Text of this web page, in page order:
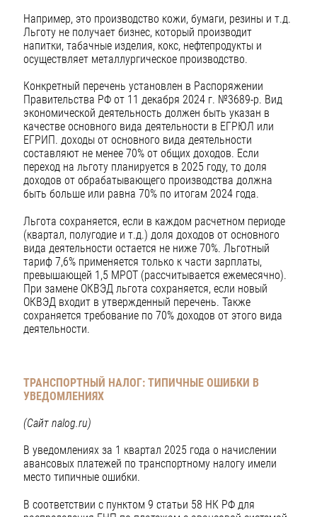
Например, это производство кожи, бумаги, резины и т.д.
Льготу не получает бизнес, который производит
напитки, табачные изделия, кокс, нефтепродукты и
осуществляет металлургическое производство.
Конкретный перечень установлен в Распоряжении
Правительства РФ от 11 декабря 2024 г. №3689-р. Вид
экономической деятельность должен быть указан в
качестве основного вида деятельности в ЕГРЮЛ или
ЕГРИП. доходы от основного вида деятельности
составляют не менее 70% от общих доходов. Если
переход на льготу планируется в 2025 году, то доля
доходов от обрабатывающего производства должна
быть больше или равна 70% по итогам 2024 года.
Льгота сохраняется, если в каждом расчетном периоде
(квартал, полугодие и т.д.) доля доходов от основного
вида деятельности остается не ниже 70%. Льготный
тариф 7,6% применяется только к части зарплаты,
превышающей 1,5 МРОТ (рассчитывается ежемесячно).
При замене ОКВЭД льгота сохраняется, если новый
ОКВЭД входит в утвержденный перечень. Также
сохраняется требование по 70% доходов от этого вида
деятельности.
ТРАНСПОРТНЫЙ НАЛОГ: ТИПИЧНЫЕ ОШИБКИ В
УВЕДОМЛЕНИЯХ
(Сайт nalog.ru)
В уведомлениях за 1 квартал 2025 года о начислении
авансовых платежей по транспортному налогу имели
место типичные ошибки.
В соответствии с пунктом 9 статьи 58 НК РФ для